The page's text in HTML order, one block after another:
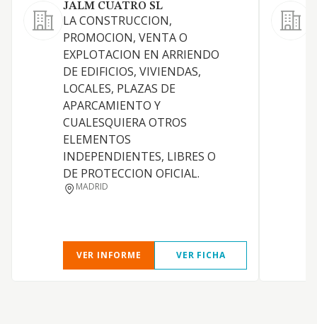
JALM CUATRO SL
LA CONSTRUCCION,
PROMOCION, VENTA O
EXPLOTACION EN ARRIENDO
DE EDIFICIOS, VIVIENDAS,
LOCALES, PLAZAS DE
APARCAMIENTO Y
CUALESQUIERA OTROS
ELEMENTOS
INDEPENDIENTES, LIBRES O
DE PROTECCION OFICIAL.
MADRID
VER INFORME VER FICHA